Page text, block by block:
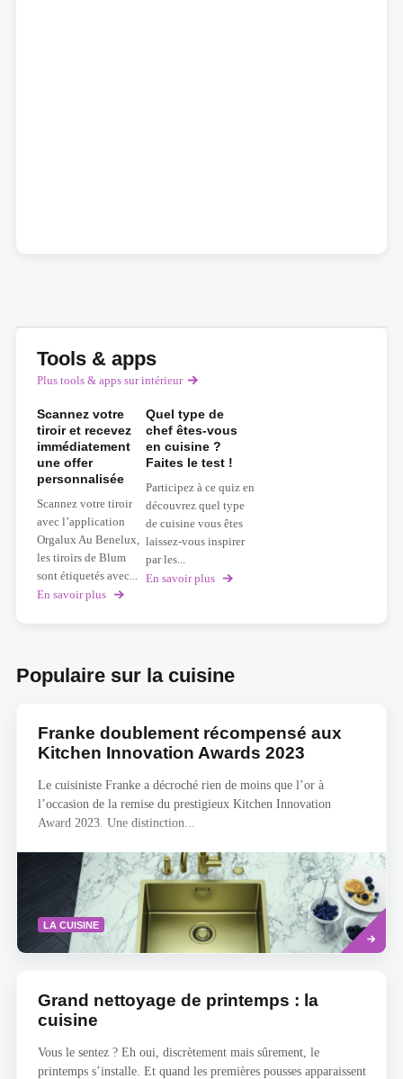
Tools & apps
Plus tools & apps sur intérieur
Scannez votre
tiroir et recevez
immédiatement
une offer
personnalisée
Scannez votre tiroir
avec l’application
Orgalux Au Benelux,
les tiroirs de Blum
sont étiquetés avec...
En savoir plus
sur
recevez
personnalisée
Quel type de
chef êtes-vous
en cuisine ?
Faites le test !
Participez à ce quiz en
découvrez quel type
de cuisine vous êtes
laissez-vous inspirer
par les...
En savoir plus
sur
vous
en
Faites
le
test
Populaire sur la cuisine
Franke doublement récompensé aux
Kitchen Innovation Awards 2023
Le cuisiniste Franke a décroché rien de moins que l’or à
l’occasion de la remise du prestigieux Kitchen Innovation
Award 2023. Une distinction...
LA CUISINE
Savoir
plus
Grand nettoyage de printemps : la
cuisine
Vous le sentez ? Eh oui, discrètement mais sûrement, le
printemps s’installe. Et quand les premières pousses apparaissent